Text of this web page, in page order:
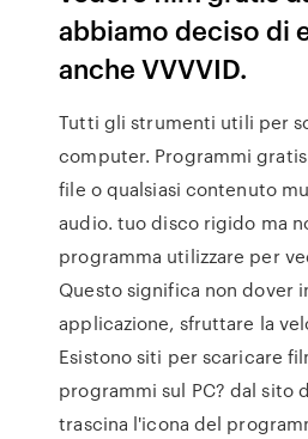
abbiamo deciso di
anche VVVVID.
Tutti gli strumenti utili per
computer. Programmi
file o qualsiasi contenuto
audio. tuo disco rigido ma
programma utilizzare per
Questo significa non dover
applicazione, sfruttare la
Esistono siti per scaricare
programmi sul PC? dal sito
trascina l'icona del